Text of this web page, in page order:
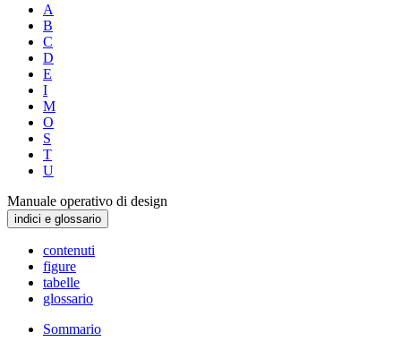
A
B
C
D
E
I
M
O
S
T
U
Manuale operativo di design
indici e glossario
contenuti
figure
tabelle
glossario
Sommario